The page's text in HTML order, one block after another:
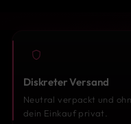
Diskreter Versand
Neutral verpackt und
dein Einkauf privat.